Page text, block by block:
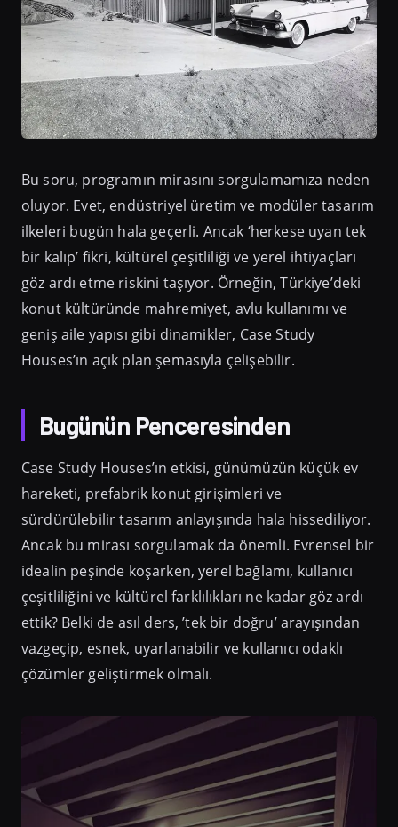
Bu soru, programın mirasını sorgulamamıza neden
oluyor. Evet, endüstriyel üretim ve modüler tasarım
ilkeleri bugün hala geçerli. Ancak ‘herkese uyan tek
bir kalıp’ fikri, kültürel çeşitliliği ve yerel ihtiyaçları
göz ardı etme riskini taşıyor. Örneğin, Türkiye’deki
konut kültüründe mahremiyet, avlu kullanımı ve
geniş aile yapısı gibi dinamikler, Case Study
Houses’ın açık plan şemasıyla çelişebilir.
Bugünün Penceresinden
Case Study Houses’ın etkisi, günümüzün küçük ev
hareketi, prefabrik konut girişimleri ve
sürdürülebilir tasarım anlayışında hala hissediliyor.
Ancak bu mirası sorgulamak da önemli. Evrensel bir
idealin peşinde koşarken, yerel bağlamı, kullanıcı
çeşitliliğini ve kültürel farklılıkları ne kadar göz ardı
ettik? Belki de asıl ders, ’tek bir doğru’ arayışından
vazgeçip, esnek, uyarlanabilir ve kullanıcı odaklı
çözümler geliştirmek olmalı.